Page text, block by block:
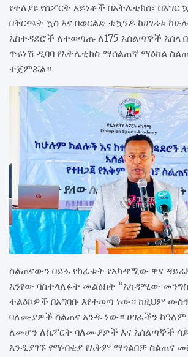
የተለያዩ የስፖርት አይነቶች በአትሌቲክስ፣ በእግር
በቅርጫት ኳስ እና በወርልድ ቴኳንዶ ከሀገሪቱ
አስተዳደሮች ለተወጣጡ ለ175 አሰልጣኞች አሰላ
ጥሩነሽ ዲባባ የአትሌቲክስ ማሰልጠኛ ማዕከል
ተጀምሯል።
ስልጠናውን በይፋ የከፈቱት የአካዳሚው ዋና
እንየው ባስተላለፉት መልዕክት “አካዳሚው
ተልዕኮዎች በአግባቡ እየተወጣ ነው። ከዚህም
ባለሙያዎች ስልጠና አንዱ ነው። ሀገራችን ከዓለም
ለመሆን ለስፖርት ባለሙያዎች እና አሰልጣኞች
እንዲያገኙ የማብቂያ የአቅም ማጎልበቻ ስልጠና